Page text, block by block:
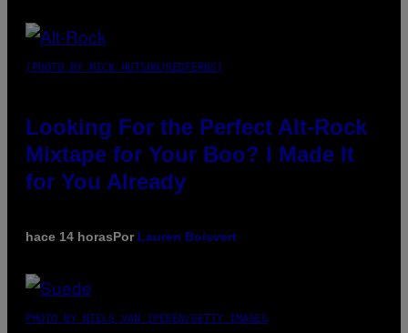
(PHOTO BY MICK HUTSON/REDFERNS)
Looking For the Perfect Alt-Rock
Mixtape for Your Boo? I Made It
for You Already
hace 14 horasPor Lauren Boisvert
PHOTO BY NIELS VAN IPEREN/GETTY IMAGES